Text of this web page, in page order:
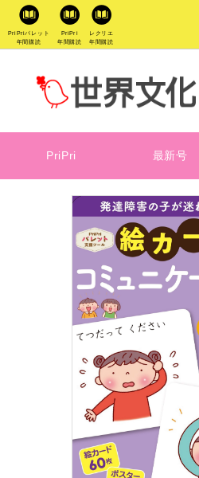
PriPriパレット
年間購読
PriPri
年間購読
レクリエ
年間購読
PriPri 最新号